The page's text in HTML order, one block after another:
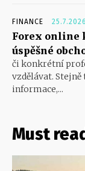
FINANCE 25.7.2026
Forex online
úspěšné
či konkrétní
vzdělávat.
informace,...
Must